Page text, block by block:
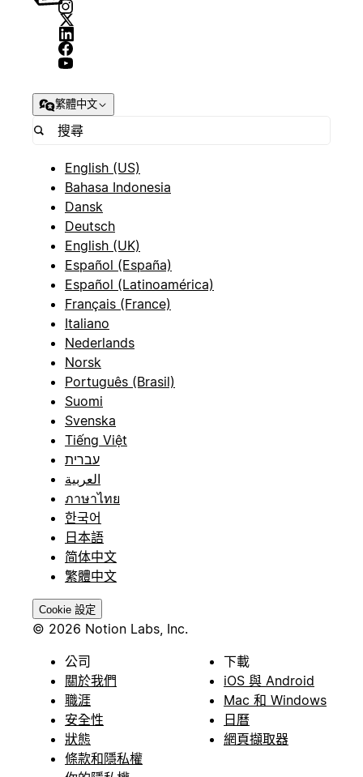
繁體中文
English (US)
Bahasa Indonesia
Dansk
Deutsch
English (UK)
Español (España)
Español (Latinoamérica)
Français (France)
Italiano
Nederlands
Norsk
Português (Brasil)
Suomi
Svenska
Tiếng Việt
עברית
العربية
ภาษาไทย
한국어
日本語
简体中文
繁體中文
Cookie 設定
© 2026 Notion Labs, Inc.
公司
關於我們
職涯
安全性
狀態
條款和隱私權
下載
iOS 與 Android
Mac 和 Windows
日曆
網頁擷取器